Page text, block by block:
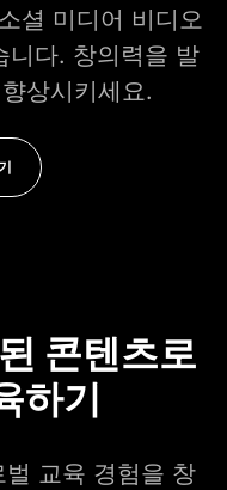
셜 미디어 비디오
니다. 창의력을 발
상시키세요.
콘텐츠로
하기
교육 경험을 창